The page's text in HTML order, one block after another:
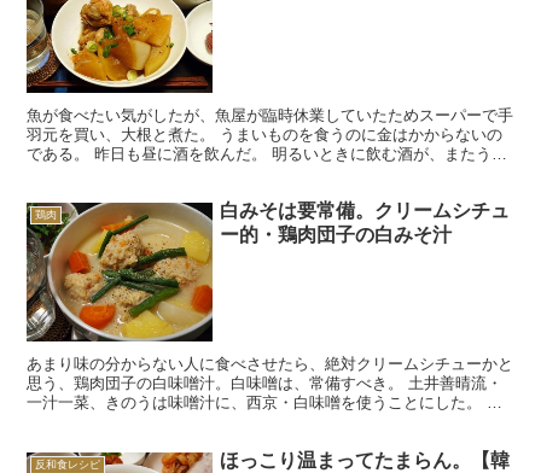
魚が食べたい気がしたが、魚屋が臨時休業していたためスーパーで手
羽元を買い、大根と煮た。 うまいものを食うのに金はかからないの
である。 昨日も昼に酒を飲んだ。 明るいときに飲む酒が、またうま
鶏肉
白みそは要常備。クリームシチュ
ー的・鶏肉団子の白みそ汁
あまり味の分からない人に食べさせたら、絶対クリームシチューかと
思う、鶏肉団子の白味噌汁。白味噌は、常備すべき。 土井善晴流・
一汁一菜、きのうは味噌汁に、西京・白味噌を使うことにした。 西
反和食レシピ
ほっこり温まってたまらん。【韓